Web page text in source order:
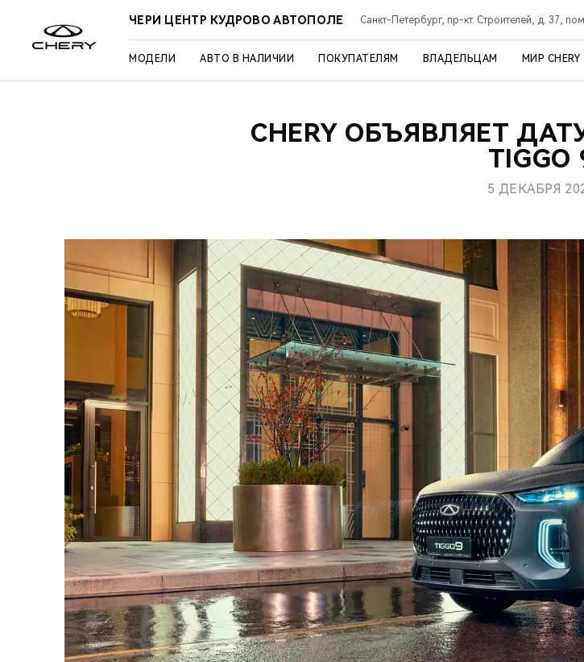
ЧЕРИ ЦЕНТР КУДРОВО АВТОПОЛЕ Санкт-Петербург, пр-кт. Строителей, д. 37,
МОДЕЛИ АВТО В НАЛИЧИИ ПОКУПАТЕЛЯМ ВЛАДЕЛЬЦАМ МИР CHERY
CHERY ОБЪЯВЛЯЕТ
TIGGO
5 ДЕКАБРЯ